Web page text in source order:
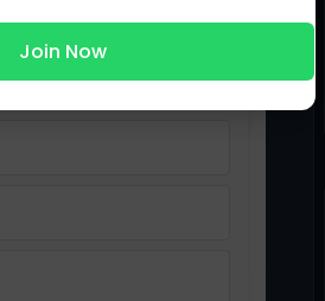
اور چمکدار پس
ہے۔
Join Now